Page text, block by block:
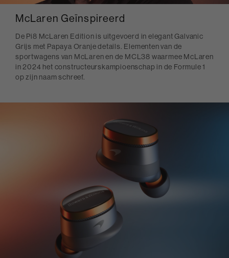
McLaren Geïnspireerd
De Pi8 McLaren Edition is uitgevoerd in elegant Galvanic
Grijs met Papaya Oranje details. Elementen van de
sportwagens van McLaren en de MCL38 waarmee McLaren
in 2024 het constructeurskampioenschap in de Formule 1
op zijn naam schreef.